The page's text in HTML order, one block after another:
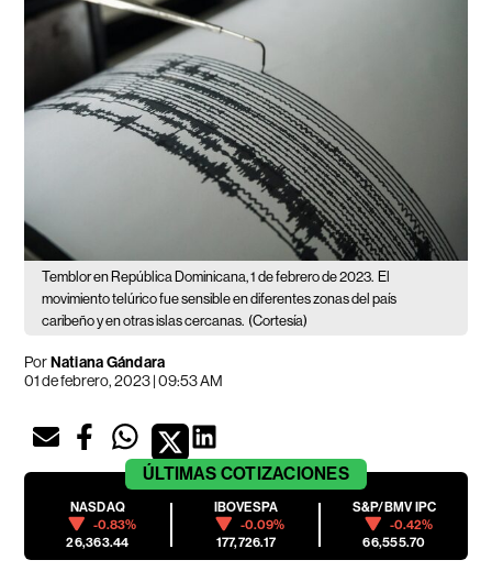
Temblor en República Dominicana, 1 de febrero de 2023. El
movimiento telúrico fue sensible en diferentes zonas del país
caribeño y en otras islas cercanas. (Cortesía)
PorNatiana Gándara
01 de febrero, 2023 | 09:53 AM
ÚLTIMAS COTIZACIONES
NASDAQ
-0.83%
26,363.44
IBOVESPA
-0.09%
177,726.17
S&P/BMV IPC
-0.42%
66,555.70